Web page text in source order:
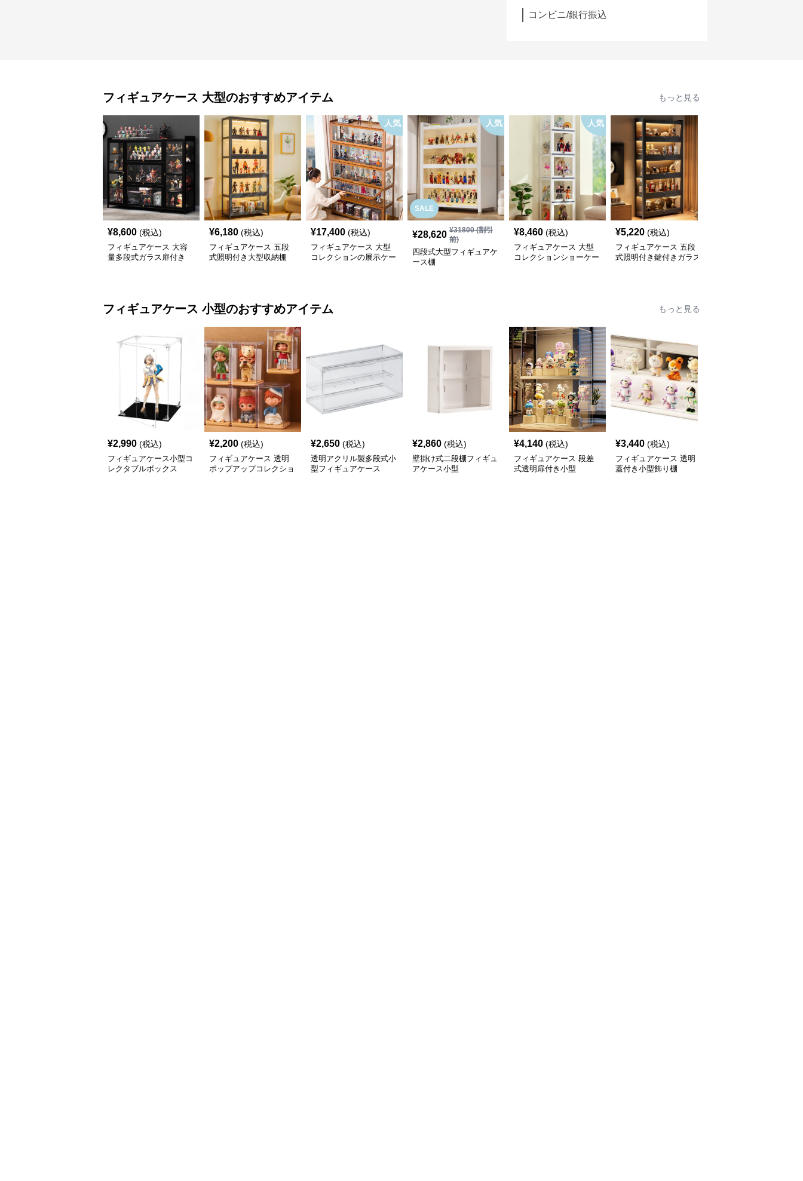
コンビニ/銀行振込
フィギュアケース 大型のおすすめアイテム もっと見る
¥8,600 (税込)
フィギュアケース 大容
量多段式ガラス扉付き
¥6,180 (税込)
フィギュアケース 五段
式照明付き大型収納棚
人気
¥17,400 (税込)
フィギュアケース 大型
コレクションの展示ケー
SALE
人気
¥28,620 ¥31800(割引
前)
四段式大型フィギュアケ
ース棚
人気
¥8,460 (税込)
フィギュアケース 大型
コレクションショーケー
¥5,220 (税込)
フィギュアケース 五段
式照明付き鍵付きガラス
フィギュアケース 小型のおすすめアイテム もっと見る
¥2,990 (税込)
フィギュアケース小型コ
レクタブルボックス
¥2,200 (税込)
フィギュアケース 透明
ポップアップコレクショ
¥2,650 (税込)
透明アクリル製多段式小
型フィギュアケース
¥2,860 (税込)
壁掛け式二段棚フィギュ
アケース小型
¥4,140 (税込)
フィギュアケース 段差
式透明扉付き小型
¥3,440 (税込)
フィギュアケース 透明
蓋付き小型飾り棚